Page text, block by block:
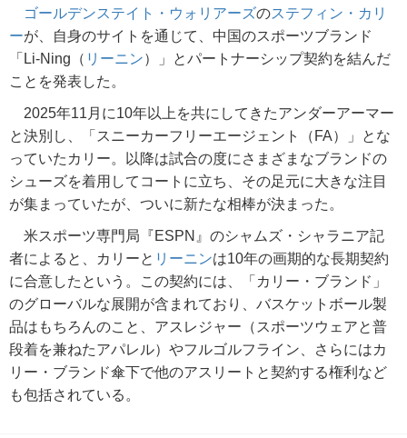
ゴールデンステイト・ウォリアーズのステフィン・カリ
ーが、自身のサイトを通じて、中国のスポーツブランド
「Li-Ning（ リーニン）」とパートナーシップ契約を結んだ
ことを発表した。
2025年11月に10年以上を共にしてきたアンダーアーマー
と決別し、「スニーカーフリーエージェント（FA）」とな
っていたカリー。以降は試合の度にさまざまなブランドの
シューズを着用してコートに立ち、その足元に大きな注目
が集まっていたが、ついに新たな相棒が決まった。
米スポーツ専門局『ESPN』のシャムズ・シャラニア記
者によると、カリーと リーニンは10年の画期的な長期契約
に合意したという。この契約には、「カリー・ブランド」
のグローバルな展開が含まれており、バスケットボール製
品はもちろんのこと、アスレジャー（スポーツウェアと普
段着を兼ねたアパレル）やフルゴルフライン、さらにはカ
リー・ブランド傘下で他のアスリートと契約する権利など
も包括されている。